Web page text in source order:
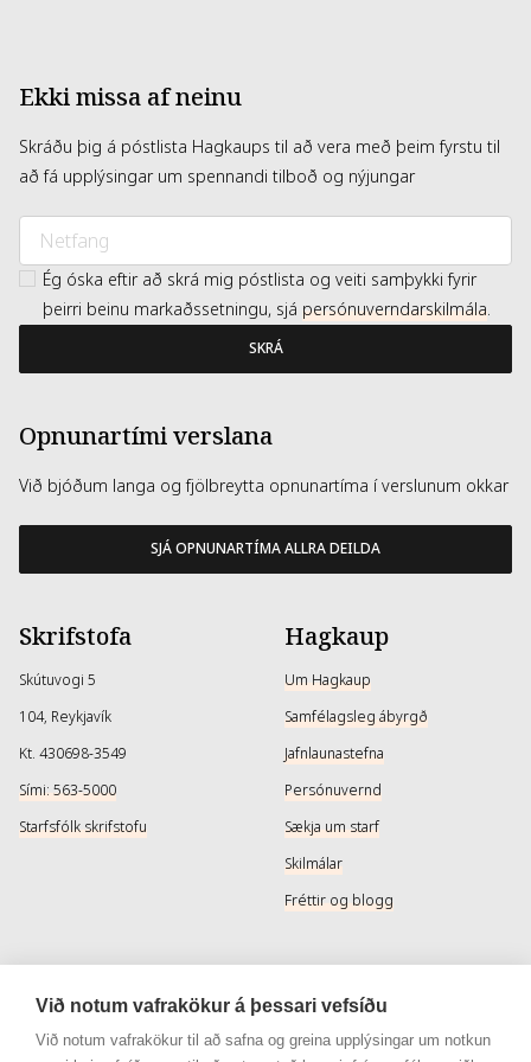
Ekki missa af neinu
Skráðu þig á póstlista Hagkaups til að vera með þeim fyrstu til
að fá upplýsingar um spennandi tilboð og nýjungar
Ég óska eftir að skrá mig póstlista og veiti samþykki fyrir
þeirri beinu markaðssetningu, sjá persónuverndarskilmála.
SKRÁ
Opnunartími verslana
Við bjóðum langa og fjölbreytta opnunartíma í verslunum okkar
SJÁ OPNUNARTÍMA ALLRA DEILDA
Skrifstofa
Skútuvogi 5
104, Reykjavík
Kt. 430698-3549
Sími: 563-5000
Starfsfólk skrifstofu
Hagkaup
Um Hagkaup
Samfélagsleg ábyrgð
Jafnlaunastefna
Persónuvernd
Sækja um starf
Skilmálar
Fréttir og blogg
Þjónusta
Afhendingarmöguleikar
Samfélagsmiðlar
Instagram
Við notum vafrakökur á þessari vefsíðu
Við notum vafrakökur til að safna og greina upplýsingar um notkun